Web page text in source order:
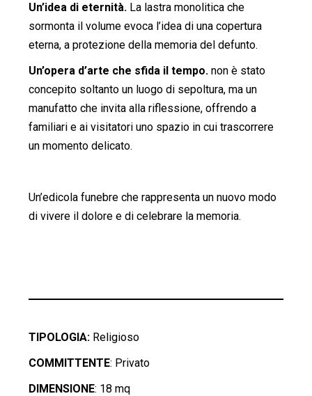
Un’idea di eternità. La lastra monolitica che
sormonta il volume evoca l’idea di una copertura
eterna, a protezione della memoria del defunto.
Un’opera d’arte che sfida il tempo. non è stato
concepito soltanto un luogo di sepoltura, ma un
manufatto che invita alla riflessione, offrendo a
familiari e ai visitatori uno spazio in cui trascorrere
un momento delicato.
Un’edicola funebre che rappresenta un nuovo modo
di vivere il dolore e di celebrare la memoria.
TIPOLOGIA: Religioso
COMMITTENTE: Privato
DIMENSIONE: 18 mq